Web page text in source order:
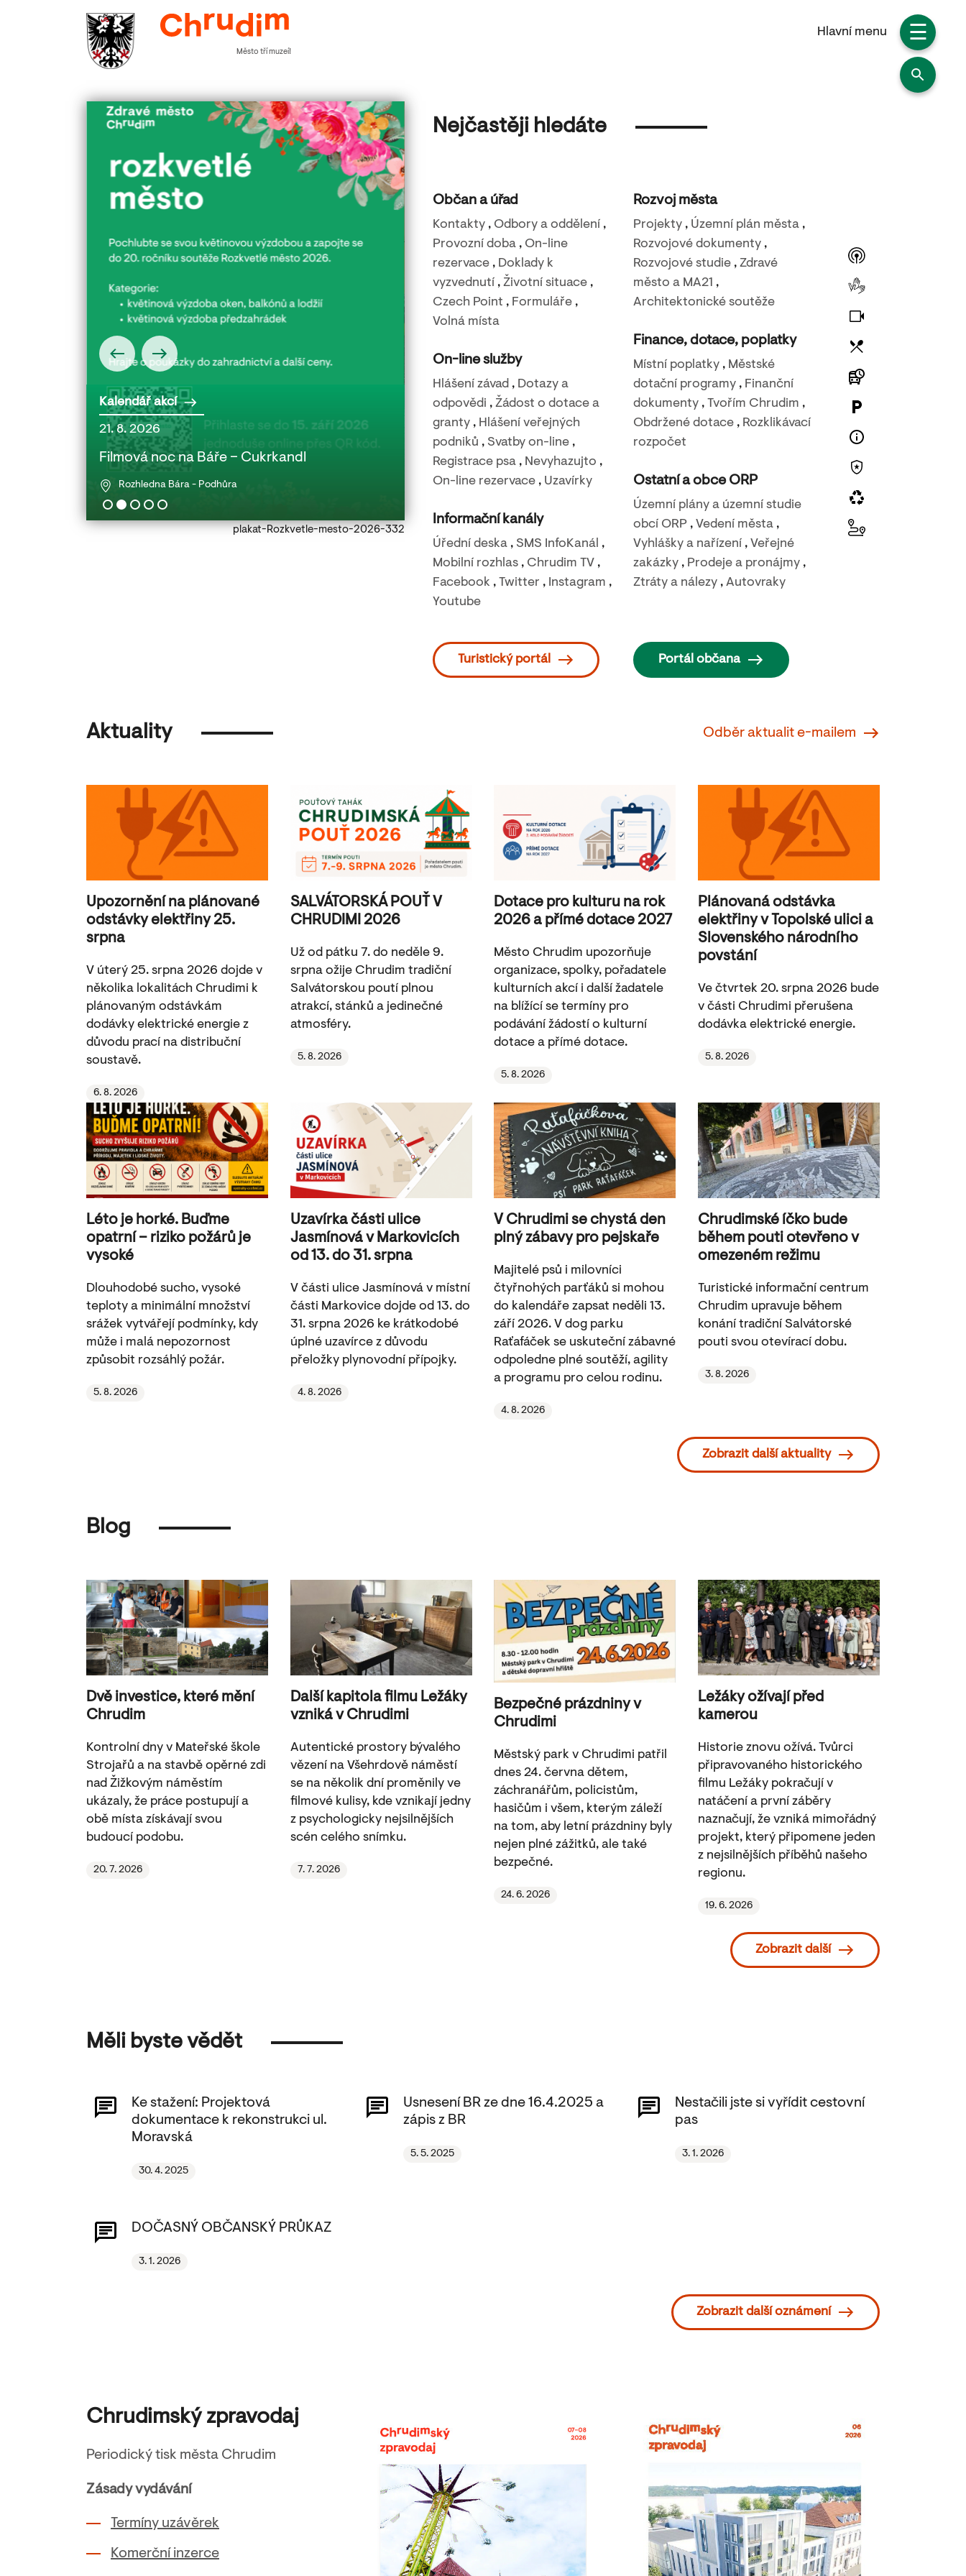
Hlavní menu ☰
Město tří muzeí!
Kalendář akcí
21. 8. 2026
Filmová noc na Báře – Cukrkandl
Rozhledna Bára - Podhůra
22. 8. 2026
Filmová noc na Báře – Nečekané léto
Rozhledna Bára - Podhůra
23. 8. 2026
Městské kino Chrudim
Ulice s kostelem
Nejčastěji hledáte
Občan a úřad
Kontakty, Odbory a oddělení ,
Provozní doba, On-line
rezervace, Doklady k
vyzvednutí , Životní situace,
Czech Point , Formuláře,
Volná místa
On-line služby
Hlášení závad, Dotazy a
odpovědi , Žádost o dotace a
granty, Hlášení veřejných
podniků , Svatby on-line,
Registrace psa, Nevyhazujto ,
On-line rezervace, Uzavírky
Informační kanály
Úřední deska, SMS InfoKanál ,
Mobilní rozhlas, Chrudim TV ,
Facebook , Twitter , Instagram ,
Youtube
Rozvoj města
Projekty, Územní plán města,
Rozvojové dokumenty,
Rozvojové studie, Zdravé
město a MA21 ,
Architektonické soutěže
Finance, dotace, poplatky
Místní poplatky, Městské
dotační programy, Finanční
dokumenty, Tvořím Chrudim ,
Obdržené dotace, Rozklikávací
rozpočet
Ostatní a obce ORP
Územní plány a územní studie
obcí ORP, Vedení města,
Vyhlášky a nařízení , Veřejné
zakázky, Prodeje a pronájmy,
Ztráty a nálezy, Autovraky
Turistický portál Portál občana
Aktuality Odběr aktualit e-mailem
Upozornění na plánované
odstávky elektřiny 25.
srpna
V úterý 25. srpna 2026 dojde v
několika lokalitách Chrudimi k
plánovaným odstávkám
dodávky elektrické energie z
důvodu prací na distribuční
soustavě.
6. 8. 2026
SALVÁTORSKÁ POUŤ V
CHRUDIMI 2026
Už od pátku 7. do neděle 9.
srpna ožije Chrudim tradiční
Salvátorskou poutí plnou
atrakcí, stánků a jedinečné
atmosféry.
5. 8. 2026
Dotace pro kulturu na rok
2026 a přímé dotace 2027
Město Chrudim upozorňuje
organizace, spolky, pořadatele
kulturních akcí i další žadatele
na blížící se termíny pro
podávání žádostí o kulturní
dotace a přímé dotace.
5. 8. 2026
Plánovaná odstávka
elektřiny v Topolské ulici a
Slovenského národního
povstání
Ve čtvrtek 20. srpna 2026 bude
v části Chrudimi přerušena
dodávka elektrické energie.
5. 8. 2026
Léto je horké. Buďme
opatrní – riziko požárů je
vysoké
Dlouhodobé sucho, vysoké
teploty a minimální množství
srážek vytvářejí podmínky, kdy
může i malá nepozornost
způsobit rozsáhlý požár.
5. 8. 2026
Uzavírka části ulice
Jasmínová v Markovicích
od 13. do 31. srpna
V části ulice Jasmínová v místní
části Markovice dojde od 13. do
31. srpna 2026 ke krátkodobé
úplné uzavírce z důvodu
přeložky plynovodní přípojky.
4. 8. 2026
V Chrudimi se chystá den
plný zábavy pro pejskaře
Majitelé psů i milovníci
čtyřnohých parťáků si mohou
do kalendáře zapsat neděli 13.
září 2026. V dog parku
Raťafáček se uskuteční zábavné
odpoledne plné soutěží, agility
a programu pro celou rodinu.
4. 8. 2026
Chrudimské íčko bude
během pouti otevřeno v
omezeném režimu
Turistické informační centrum
Chrudim upravuje během
konání tradiční Salvátorské
pouti svou otevírací dobu.
3. 8. 2026
Zobrazit další aktuality
Blog
Dvě investice, které mění
Chrudim
Kontrolní dny v Mateřské škole
Strojařů a na stavbě opěrné zdi
nad Žižkovým náměstím
ukázaly, že práce postupují a
obě místa získávají svou
budoucí podobu.
20. 7. 2026
Další kapitola filmu Ležáky
vzniká v Chrudimi
Autentické prostory bývalého
vězení na Všehrdově náměstí
se na několik dní proměnily ve
filmové kulisy, kde vznikají jedny
z psychologicky nejsilnějších
scén celého snímku.
7. 7. 2026
Bezpečné prázdniny v
Chrudimi
Městský park v Chrudimi patřil
dnes 24. června dětem,
záchranářům, policistům,
hasičům i všem, kterým záleží
na tom, aby letní prázdniny byly
nejen plné zážitků, ale také
bezpečné.
24. 6. 2026
Ležáky ožívají před
kamerou
Historie znovu ožívá. Tvůrci
připravovaného historického
filmu Ležáky pokračují v
natáčení a první záběry
naznačují, že vzniká mimořádný
projekt, který připomene jeden
z nejsilnějších příběhů našeho
regionu.
19. 6. 2026
Zobrazit další
Měli byste vědět
Ke stažení: Projektová
dokumentace k rekonstrukci ul.
Moravská
30. 4. 2025
Usnesení BR ze dne 16.4.2025 a
zápis z BR
5. 5. 2025
Nestačili jste si vyřídit cestovní
pas
3. 1. 2026
DOČASNÝ OBČANSKÝ PRŮKAZ
3. 1. 2026
Zobrazit další oznámení
Chrudimský zpravodaj
Periodický tisk města Chrudim
Zásady vydávání
Termíny uzávěrek
Komerční inzerce